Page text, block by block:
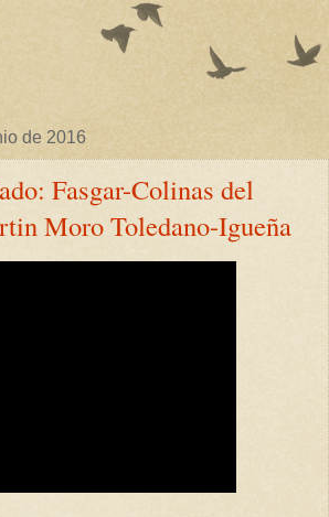
de 2016
Fasgar-Colinas del
Moro Toledano-Igueña